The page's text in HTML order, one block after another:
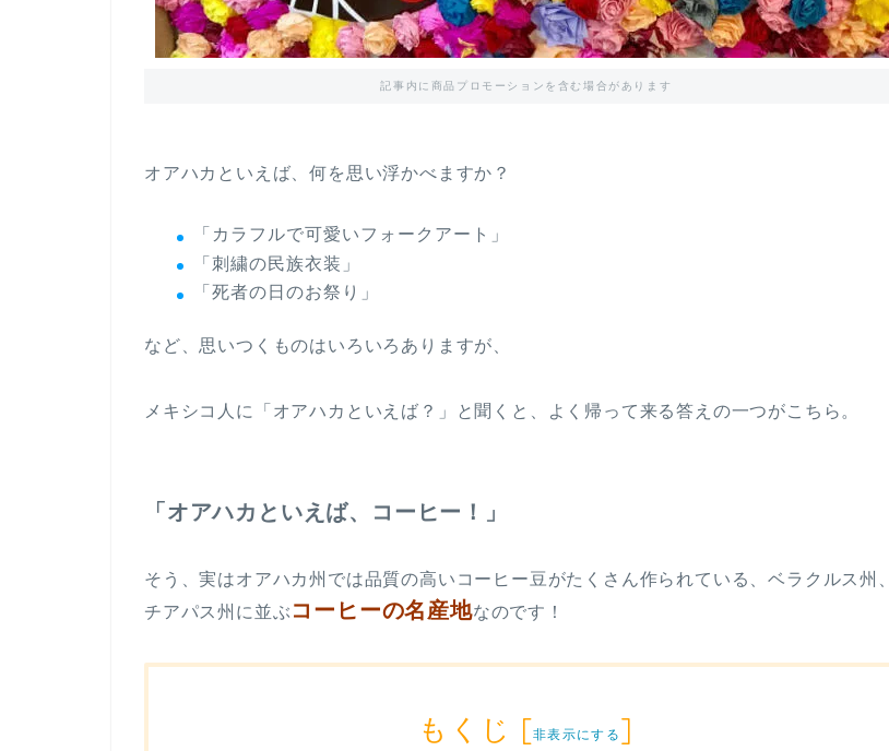
記事内に商品プロモーションを含む場合があります
オアハカといえば、何を思い浮かべますか？
「カラフルで可愛いフォークアート」
「刺繍の民族衣装」
「死者の日のお祭り」
など、思いつくものはいろいろありますが、
メキシコ人に「オアハカといえば？」と聞くと、よく帰って来る答えの一つがこちら。
「オアハカといえば、コーヒー！」
そう、実はオアハカ州では品質の高いコーヒー豆がたくさん作られている、ベラクルス州、
チアパス州に並ぶ コーヒーの名産地なのです！
もくじ [非表示にする ]